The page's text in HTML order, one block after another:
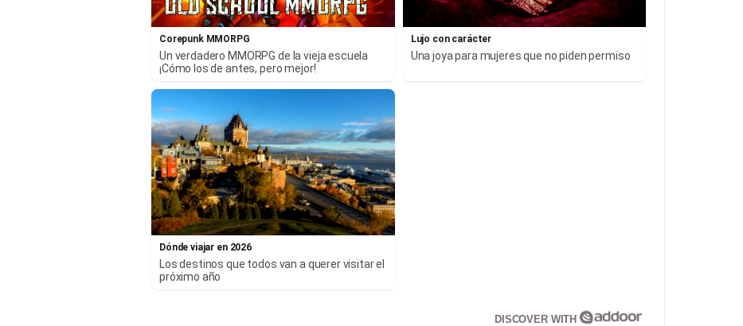
Corepunk MMORPG
Un verdadero MMORPG de la vieja escuela
¡Cómo los de antes, pero mejor!
Lujo con carácter
Una joya para mujeres que no piden permiso
Dónde viajar en 2026
Los destinos que todos van a querer visitar el
próximo año
DISCOVER WITH